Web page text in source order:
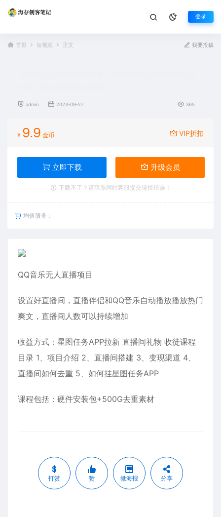
登录
首页 短视频 正文 我要投稿
admin 2023-09-27 365
¥ 9.9 金币 VIP折扣
立即下载 升级会员
下载不了？请联系网站客服提交链接错误！
增值服务：
QQ音乐无人直播项目
设置好直播间，直播伴侣和QQ音乐自动播放播放热门
爽文，直播间人数可以持续增加
收益方式：星图任务APP拉新 直播间礼物 收徒课程
目录 1、项目介绍 2、直播间搭建 3、变现渠道 4、
直播间如何去重 5、如何挂星图任务APP
课程包括：硬件安装包+500G去重素材
打赏 赞 微海报 分享